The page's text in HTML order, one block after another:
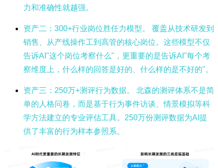
力和准确性就越强。
资产二：300+行业岗位胜任力模型。
覆盖从技术研发到
销售、从产线操作工到高管的核心岗位。这些模型不仅
告诉AI"这个岗位考察什么"，更重要的是告诉AI"每个考
察维度上，什么样的回答是好的、什么样的是不好的"。
资产三：250万+测评行为数据。 北森的测评体系不是简
单的人格问卷，而是基于行为事件访谈、情景模拟等科
学方法建立的专业评估工具。250万份测评数据为AI提
供了丰富的行为样本参照系。